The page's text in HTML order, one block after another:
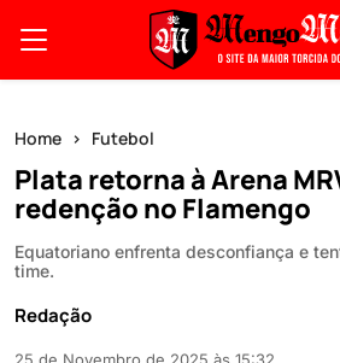
Home Futebol
Plata retorna à Arena
redenção no Flamengo
Equatoriano enfrenta desconfiança e
time.
Redação